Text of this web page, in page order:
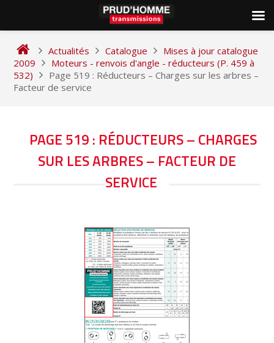
content
Actualités Catalogue
Mises à jour catalogue
2009
Moteurs - renvois d'angle - réducteurs (P. 459 à
532)
Page 519 : Réducteurs – Charges sur les arbres –
Facteur de service
PAGE 519 : RÉDUCTEURS – CHARGES
SUR LES ARBRES – FACTEUR DE
SERVICE
NAVIGATION